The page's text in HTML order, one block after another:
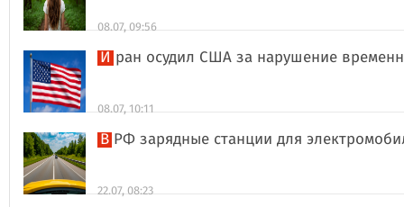
08.07, 09:56
Иран осудил США за нарушение
08.07, 10:11
В РФ зарядные станции для
22.07, 08:23